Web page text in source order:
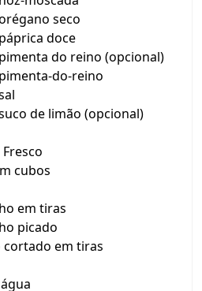
seco
doce
do reino (opcional)
do-reino
de limão (opcional)
cubos
em tiras
picado
em tiras